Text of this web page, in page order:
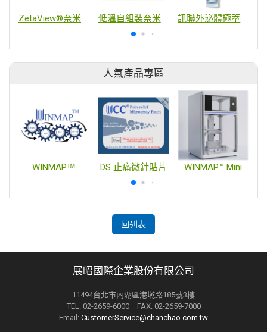
ZetaView®奈米粒子追蹤分析儀 低溫自組裝奈米包覆平台及應用 訊聯外泌體極萃煥髮精華
人氣產品專區
WINMAPᵀᴹ DS 止痛微針貼片 WINMAP™ Mini
回列表
展昭國際企業股份有限公司
11494台北市內湖區港墘路185號3樓
TEL: 02-2659-6000 FAX: 02-2659-7000
Email: CustomerService@chanchao.com.tw